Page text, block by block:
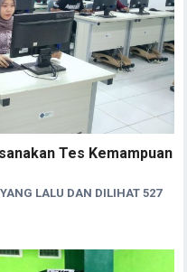
Tes Kemampuan
LALU DAN DILIHAT 527